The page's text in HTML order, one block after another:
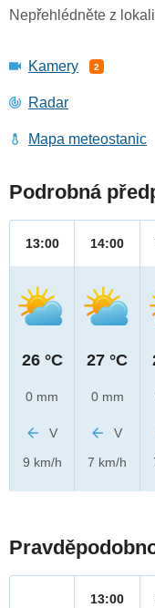
Nepřehlédněte z
Kamery 2
Radar
Mapa meteostanic
Podrobná
13:00
26 °C
0 mm
V
9 km/h
14:00
27 °C
0 mm
V
7 km/h
13:00